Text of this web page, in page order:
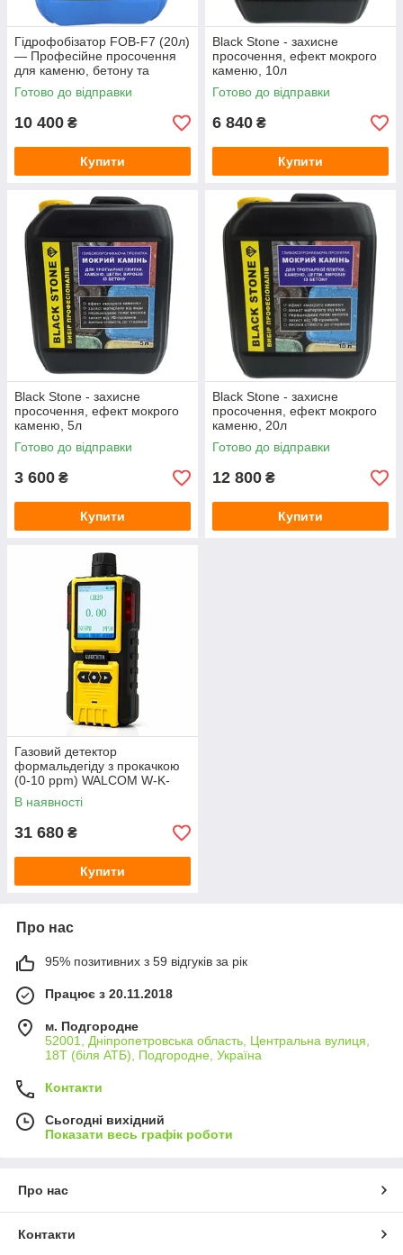
Гідрофобізатор FOB-F7 (20л)
— Професійне просочення
для каменю, бетону та
тротуарної плитки (захист від
висолів)
Готово до відправки
10 400 ₴
Купити
Black Stone - захисне
просочення, ефект мокрого
каменю, 10л
Готово до відправки
6 840 ₴
Купити
Black Stone - захисне
просочення, ефект мокрого
каменю, 5л
Готово до відправки
3 600 ₴
Купити
Black Stone - захисне
просочення, ефект мокрого
каменю, 20л
Готово до відправки
12 800 ₴
Купити
Газовий детектор
формальдегіду з прокачкою
(0-10 ppm) WALCOM W-K-
600 (CH2O)
В наявності
31 680 ₴
Купити
Про нас
95% позитивних з 59 відгуків за рік
Працює з 20.11.2018
м. Подгородне
52001, Дніпропетровська область, Центральна вулиця,
18Т (біля АТБ), Подгородне, Україна
Контакти
Сьогодні вихідний
Показати весь графік роботи
Про нас
Контакти